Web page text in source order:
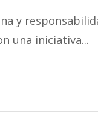
y
una iniciativa...